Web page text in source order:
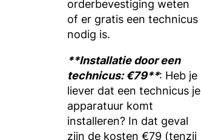
orderbevestiging weten
of er gratis een technicus
nodig is.
**Installatie door een
technicus: €79**: Heb je
liever dat een technicus je
apparatuur komt
installeren? In dat geval
zijn de kosten €79 (tenzij